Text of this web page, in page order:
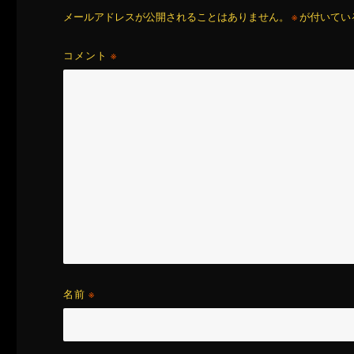
メールアドレスが公開されることはありません。 ※が付いてい
コメント※
名前※